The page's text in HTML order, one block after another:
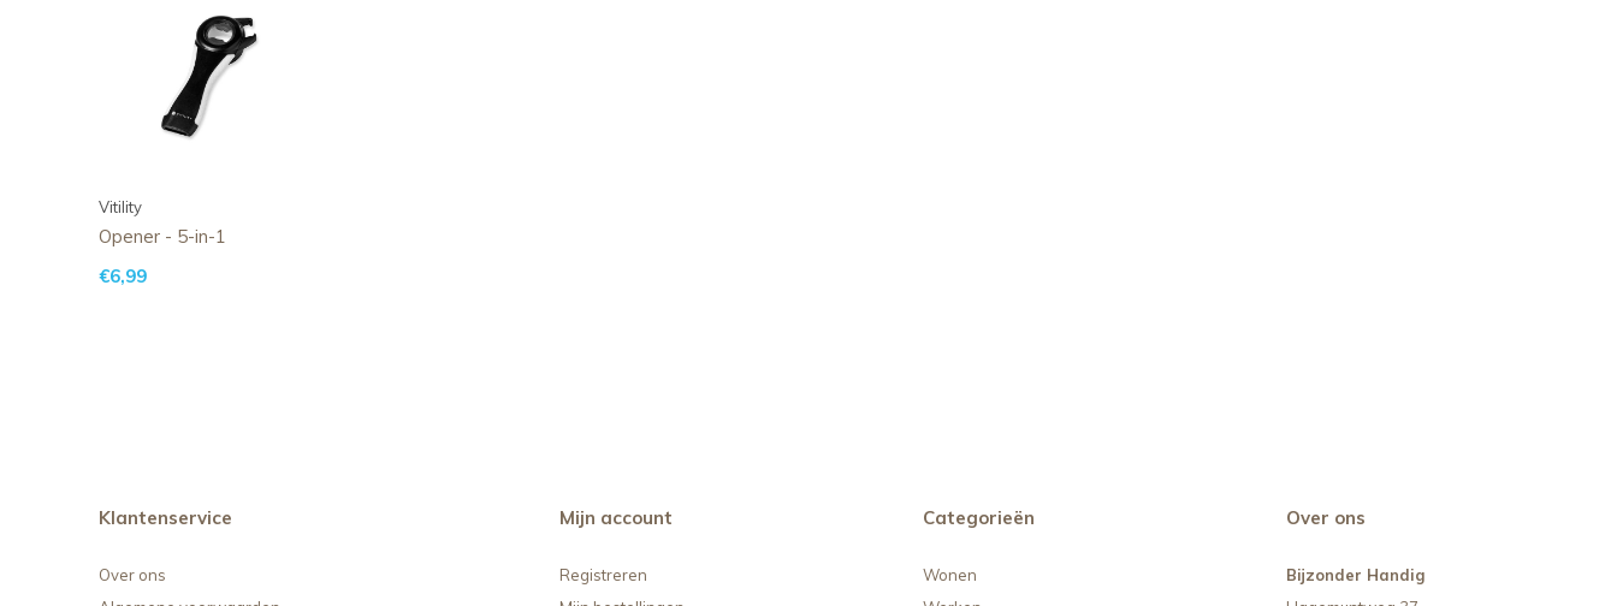
Vitility
Opener - 5-in-1
€6,99
Klantenservice
Over ons
Mijn account
Registreren
Categorieën
Wonen
Over ons
Bijzonder Handig